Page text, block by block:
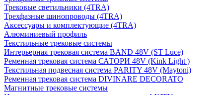
Трековые светильники (4TRA)
Трехфазные шинопроводы (4TRA)
Аксессуары и комплектующие (4TRA)
Алюминиевый профиль
Текстильные трековые системы
Интерьерная трековая система BAND 48V (ST Luce)
Ременная трековая система САТОРИ 48V (Kink Light )
Текстильная подвесная система PARITY 48V (Maytoni)
Ременная трековая система DIVINARE DECORATO
Магнитные трековые системы